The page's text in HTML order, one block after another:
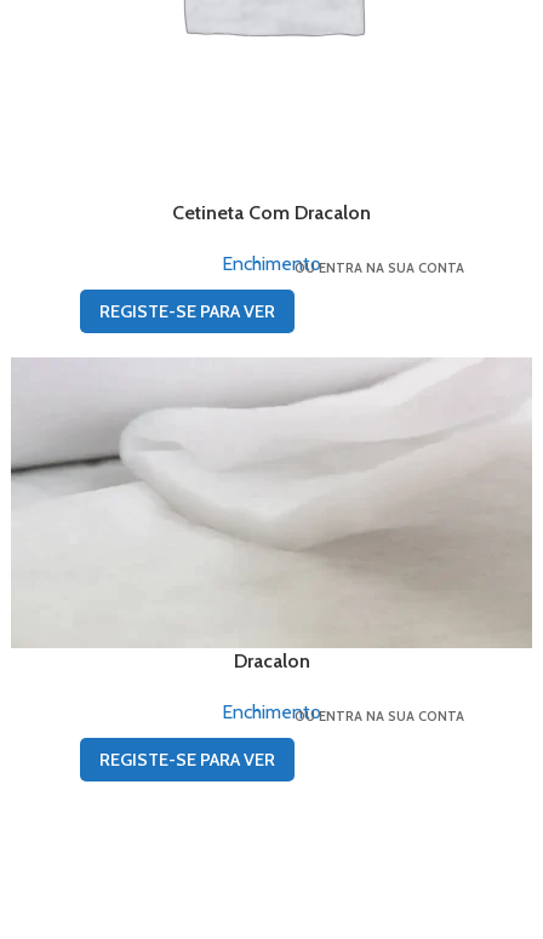
Cetineta Com Dracalon
Enchimento
REGISTE-SE PARA VER
OU ENTRA NA SUA CONTA
Dracalon
Enchimento
REGISTE-SE PARA VER
OU ENTRA NA SUA CONTA